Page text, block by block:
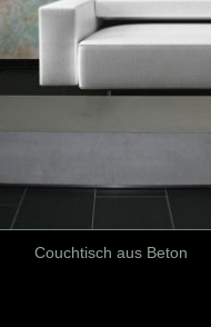
Couchtisch aus Beton